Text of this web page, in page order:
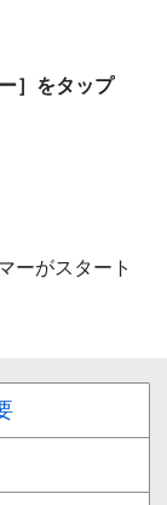
］をタップ
ーがスタート